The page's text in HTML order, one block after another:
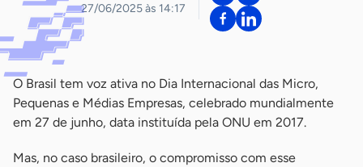
27/06/2025 às 14:17
O Brasil tem voz ativa no Dia Internacional das Micro,
Pequenas e Médias Empresas, celebrado mundialmente
em 27 de junho, data instituída pela ONU em 2017.
Mas, no caso brasileiro, o compromisso com esse